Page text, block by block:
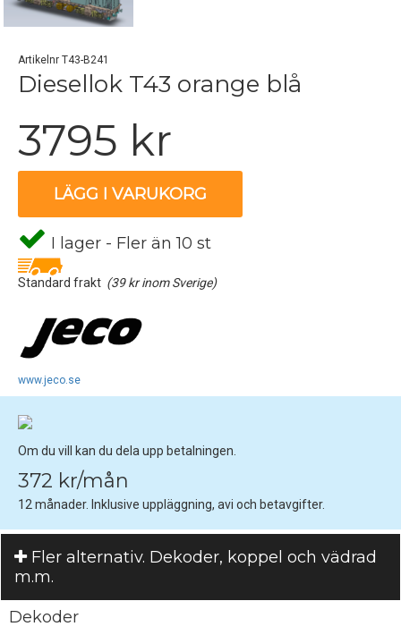
Artikelnr T43-B241
Diesellok T43 orange blå
3795 kr
LÄGG I VARUKORG
I lager - Fler än 10 st
Standard frakt (39 kr inom Sverige)
www.jeco.se
Om du vill kan du dela upp betalningen.
372 kr/mån
12 månader. Inklusive uppläggning, avi och betavgifter.
Fler alternativ. Dekoder, koppel och vädrad
m.m.
Dekoder